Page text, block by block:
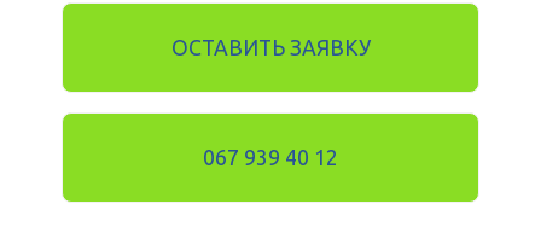
ОСТАВИТЬ ЗАЯВКУ
067 939 40 12